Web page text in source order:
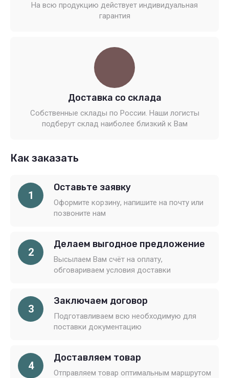
На всю продукцию действует индивидуальная
гарантия
Доставка со склада
Собственные склады по России. Наши логисты
подберут склад наиболее близкий к Вам
Как заказать
1
Оставьте заявку
Оформите корзину, напишите на почту или
позвоните нам
2
Делаем выгодное предложение
Высылаем Вам счёт на оплату,
обговариваем условия доставки
3
Заключаем договор
Подготавливаем всю необходимую для
поставки документацию
4
Доставляем товар
Отправляем товар оптимальным маршрутом